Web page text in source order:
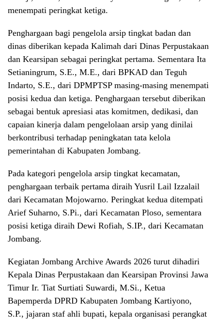
menempati peringkat ketiga.
Penghargaan bagi pengelola arsip tingkat badan dan
dinas diberikan kepada Kalimah dari Dinas Perpustakaan
dan Kearsipan sebagai peringkat pertama. Sementara Ita
Setianingrum, S.E., M.E., dari BPKAD dan Teguh
Indarto, S.E., dari DPMPTSP masing-masing menempati
posisi kedua dan ketiga. Penghargaan tersebut diberikan
sebagai bentuk apresiasi atas komitmen, dedikasi, dan
capaian kinerja dalam pengelolaan arsip yang dinilai
berkontribusi terhadap peningkatan tata kelola
pemerintahan di Kabupaten Jombang.
Pada kategori pengelola arsip tingkat kecamatan,
penghargaan terbaik pertama diraih Yusril Lail Izzalail
dari Kecamatan Mojowarno. Peringkat kedua ditempati
Arief Suharno, S.Pi., dari Kecamatan Ploso, sementara
posisi ketiga diraih Dewi Rofiah, S.IP., dari Kecamatan
Jombang.
Kegiatan Jombang Archive Awards 2026 turut dihadiri
Kepala Dinas Perpustakaan dan Kearsipan Provinsi Jawa
Timur Ir. Tiat Surtiati Suwardi, M.Si., Ketua
Bapemperda DPRD Kabupaten Jombang Kartiyono,
S.P., jajaran staf ahli bupati, kepala organisasi perangkat